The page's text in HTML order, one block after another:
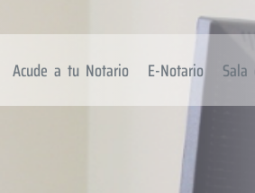
Acude a tu Notario E-Notario